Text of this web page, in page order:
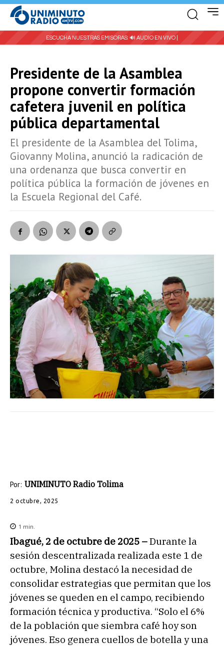
ESCUCHA NUESTRAS EMISORAS: 🔊 AUDIO EN VIVO |
Presidente de la Asamblea
propone convertir formación
cafetera juvenil en política
pública departamental
El presidente de la Asamblea del Tolima,
Giovanny Molina, anunció la radicación de
una ordenanza que busca convertir en
política pública la formación de jóvenes en
la Escuela Regional del Café.
Por: UNIMINUTO Radio Tolima
2 octubre, 2025
1 min.
Ibagué, 2 de octubre de 2025 –Durante la
sesión descentralizada realizada este 1 de
octubre, Molina destacó la necesidad de
consolidar estrategias que permitan que los
jóvenes se queden en el campo, recibiendo
formación técnica y productiva. “Solo el 6%
de la población que siembra café hoy son
jóvenes. Eso genera cuellos de botella y una